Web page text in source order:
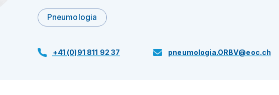
Pneumologia
+41 (0)91 811 92 37 pneumologia.ORBV@eoc.ch